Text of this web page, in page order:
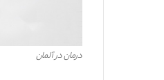
درمان در آلمان